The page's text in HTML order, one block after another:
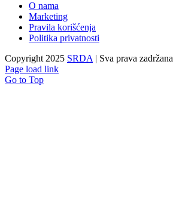
O nama
Marketing
Pravila korišćenja
Politika privatnosti
Copyright 2025 SRDA | Sva prava zadržana
Page load link
Go to Top